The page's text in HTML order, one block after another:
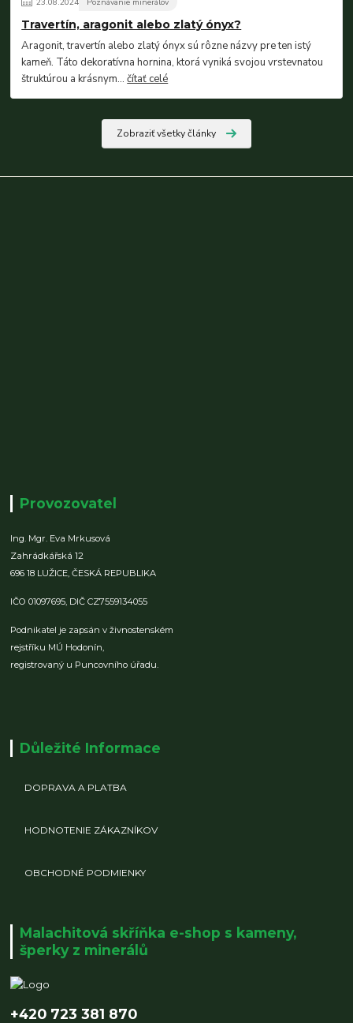
Travertín, aragonit alebo zlatý ónyx?
Aragonit, travertín alebo zlatý ónyx sú rôzne názvy pre ten istý
kameň. Táto dekoratívna hornina, ktorá vyniká svojou vrstevnatou
štruktúrou a krásnym...čítať celé
Zobraziť všetky články
Provozovatel
Ing. Mgr. Eva Mrkusová
Zahrádkářská 12
696 18 LUŽICE,ČESKÁ REPUBLIKA
IČO 01097695, DIČ CZ7559134055
Podnikatel je zapsán v živnostenském
rejstříku MÚ Hodonín,
registrovaný u Puncovního úřadu.
Důležité Informace
DOPRAVA A PLATBA
HODNOTENIE ZÁKAZNÍKOV
OBCHODNÉ PODMIENKY
Malachitová skříňka e-shop s kameny,
šperky z minerálů
+420 723 381 870